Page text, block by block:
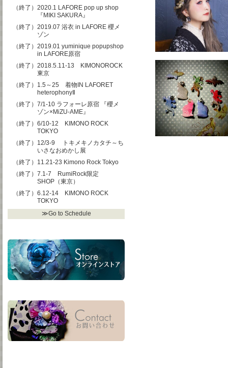
（終了）2020.1 LAFORE pop up shop
『MIKI SAKURA』
（終了）2019.07 浴衣 in LAFORE 櫻メ
ゾン
（終了）2019.01 yuminique popupshop
in LAFORE原宿
（終了）2018.5.11-13 KIMONOROCK
東京
（終了）1.5～25 着物IN LAFORET
heterophonyⅡ
（終了）7/1-10 ラフォーレ原宿 『櫻メ
ゾン×MiZU-AME』
（終了）6/10-12 KIMONO ROCK
TOKYO
（終了）12/3-9 トキメキノカタチ～ち
いさなおめかし展
（終了）11.21-23 Kimono Rock Tokyo
（終了）7.1-7 RumiRock限定
SHOP（東京）
（終了）6.12-14 KIMONO ROCK
TOKYO
≫Go to Schedule